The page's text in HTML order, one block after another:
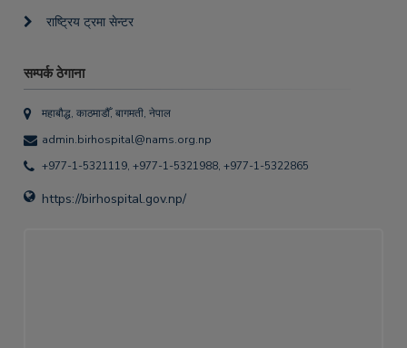
राष्ट्रिय ट्रमा सेन्टर
सम्पर्क ठेगाना
महाबौद्ध, काठमाडौँ, बागमती, नेपाल
admin.birhospital@nams.org.np
+977-1-5321119, +977-1-5321988, +977-1-5322865
https://birhospital.gov.np/